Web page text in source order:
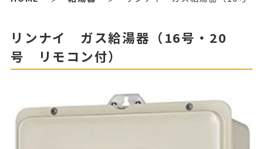
リンナイ ガス給湯器（16号・20
号 リモコン付）